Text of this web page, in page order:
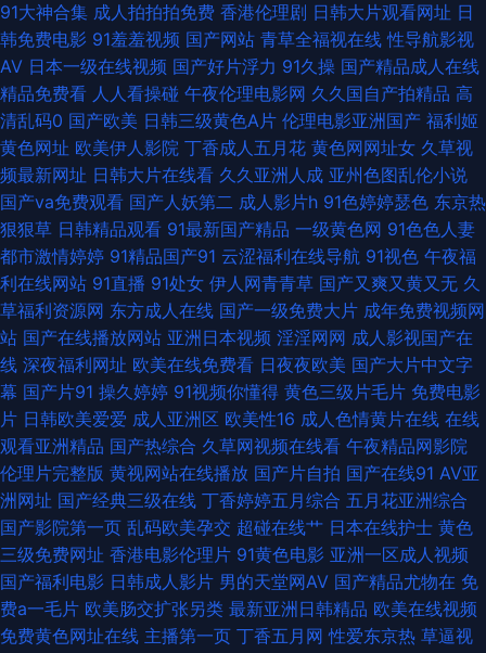
利 黑丝内射在线免费观看 大香蕉导 91传媒免费入口 日本aⅴ网站大全 成人午
夜福利在线 91大屁 青青草福利视频导航 久久99热色 白丝被内射 91干逼视频
色悠悠亚洲综合影院 九九成人视频 91玩在线视频网站 五月天性爱麻豆传媒
精品东方av正在进入 草莓视频入口 日韩三级www 高清福利国自精偷 91海
角 人人射人人插 国产久久九九 91精品国产中文直播 日韩中文 蜜臀AV福利
成人在线观看你懂的 91色狼老熟女 亚洲国产欧美在线另类 久久国产精品人
妻 91在线视频最新地址 51手机自拍视频 1024加勒比 超碰资源92 91色蝌蚪
真实 天堂一级大片 久久日本亚洲 99热色色 中日韩欧无码视频 日本啊在线免
费观看 国产精品熟妇一区二区 超碰91免费人人妻 91午夜伦理影院 亚洲日逼
网站 探花后入成人 狠狠干天天干 99热最新网址 影音先锋资源AV导航 日韩
色图自拍 日韩无螥 精品国产精品四区 www喷水 91精品国产吴梦梦 色情在
线观看91 狠狠草网站 91偷自网 91com黑丝 人妻第八页 抖阴免费网页 97午
91大神合集 成人拍拍拍免费 香港伦理剧 日韩大片观看网址 日
韩免费电影 91羞羞视频 国产网站 青草全福视在线 性导航影视
AV 日本一级在线视频 国产好片浮力 91久操 国产精品成人在线
精品免费看 人人看操碰 午夜伦理电影网 久久国自产拍精品 高
清乱码0 国产欧美 日韩三级黄色A片 伦理电影亚洲国产 福利姬
黄色网址 欧美伊人影院 丁香成人五月花 黄色网网址女 久草视
频最新网址 日韩大片在线看 久久亚洲人成 亚州色图乱伦小说
国产va免费观看 国产人妖第二 成人影片h 91色婷婷瑟色 东京热
狠狠草 日韩精品观看 91最新国产精品 一级黄色网 91色色人妻
都市激情婷婷 91精品国产91 云涩福利在线导航 91视色 午夜福
利在线网站 91直播 91处女 伊人网青青草 国产又爽又黄又无 久
草福利资源网 东方成人在线 国产一级免费大片 成年免费视频网
站 国产在线播放网站 亚洲日本视频 淫淫网网 成人影视国产在
线 深夜福利网址 欧美在线免费看 日夜夜欧美 国产大片中文字
幕 国产片91 操久婷婷 91视频你懂得 黄色三级片毛片 免费电影
片 日韩欧美爱爱 成人亚洲区 欧美性16 成人色情黄片在线 在线
观看亚洲精品 国产热综合 久草网视频在线看 午夜精品网影院
伦理片完整版 黄视网站在线播放 国产片自拍 国产在线91 AV亚
洲网址 国产经典三级在线 丁香婷婷五月综合 五月花亚洲综合
国产影院第一页 乱码欧美孕交 超碰在线艹 日本在线护士 黄色
三级免费网址 香港电影伦理片 91黄色电影 亚洲一区成人视频
国产福利电影 日韩成人影片 男的天堂网AV 国产精品尤物在 免
费a一毛片 欧美肠交扩张另类 最新亚洲日韩精品 欧美在线视频
免费黄色网址在线 主播第一页 丁香五月网 性爱东京热 草逼视